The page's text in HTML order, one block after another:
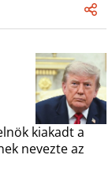
kiakadt a
nevezte az